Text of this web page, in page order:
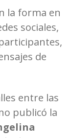
la forma en
sociales,
de
entre las
publicó la